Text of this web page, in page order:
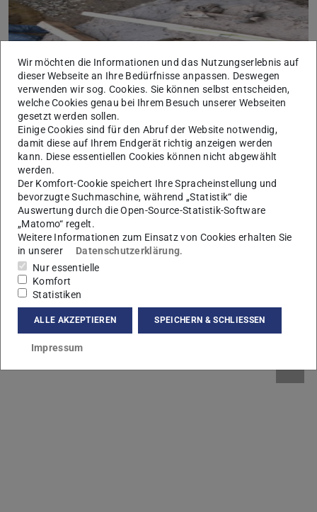
Bauforgang
Der praktische Teil bestand nun im Bau des Ofens.
Zunächst galt es, eine Grube für den Ofen auszuheben.
Das Volumen des Aushubs betrug ca. 12m3. Nach dem
Planieren der Grubensohle konnte mit dem Anreißen des
Fundamentes begonnen werden.
Wir möchten die Informationen und das Nutzungserlebnis auf
dieser Webseite an Ihre Bedürfnisse anpassen. Deswegen
verwenden wir sog. Cookies. Sie können selbst entscheiden,
welche Cookies genau bei Ihrem Besuch unserer Webseiten
gesetzt werden sollen.
Einige Cookies sind für den Abruf der Website notwendig,
damit diese auf Ihrem Endgerät richtig anzeigen werden
kann. Diese essentiellen Cookies können nicht abgewählt
werden.
Der Komfort-Cookie speichert Ihre Spracheinstellung und
bevorzugte Suchmaschine, während „Statistik“ die
Auswertung durch die Open-Source-Statistik-Software
„Matomo“ regelt.
Weitere Informationen zum Einsatz von Cookies erhalten Sie
in unserer
Datenschutzerklärung.
Nur essentielle
Komfort
Statistiken
ALLE AKZEPTIEREN SPEICHERN & SCHLIESSEN
Impressum